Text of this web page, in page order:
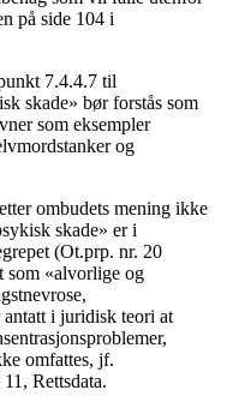
på side 104 i
7.4.4.7 til
skade» bør forstås som
som eksempler
og
ombudets mening ikke
skade» er i
(Ot.prp. nr. 20
som «alvorlige og
i juridisk teori at
omfattes, jf.
Rettsdata.